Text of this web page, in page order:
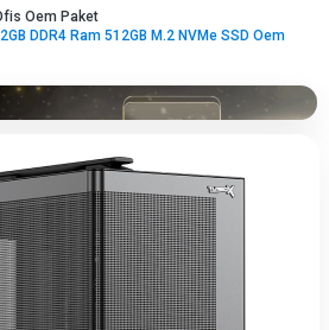
Oem Paket
DDR4 Ram 512GB M.2 NVMe SSD Oem